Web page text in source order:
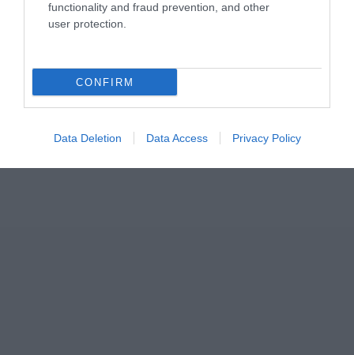
functionality and fraud prevention, and other
user protection.
CONFIRM
Data Deletion Data Access Privacy Policy